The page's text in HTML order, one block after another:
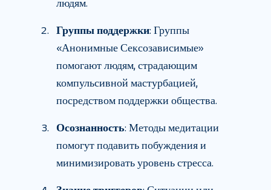
людям.
Группы поддержки: Группы
«Анонимные Сексозависимые»
помогают людям, страдающим
компульсивной мастурбацией,
посредством поддержки общества.
Осознанность: Методы медитации
помогут подавить побуждения и
минимизировать уровень стресса.